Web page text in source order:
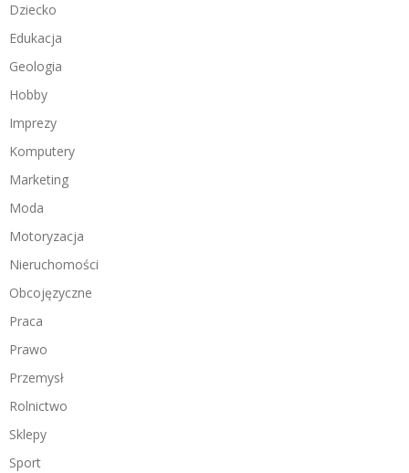
Dziecko
Edukacja
Geologia
Hobby
Imprezy
Komputery
Marketing
Moda
Motoryzacja
Nieruchomości
Obcojęzyczne
Praca
Prawo
Przemysł
Rolnictwo
Sklepy
Sport